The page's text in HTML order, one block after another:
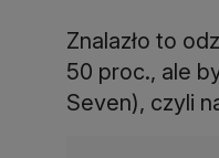
Znalazło to
50 proc., ale
Seven), czyli